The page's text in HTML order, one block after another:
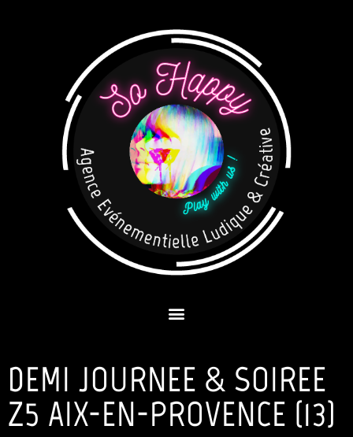
DEMI JOURNEE & SOIREE
Z5 AIX-EN-PROVENCE (13)